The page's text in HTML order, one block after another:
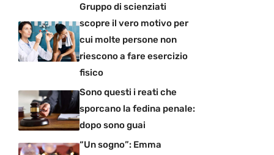
Gruppo di scienziati
scopre il vero motivo per
cui molte persone non
riescono a fare esercizio
fisico
Sono questi i reati che
sporcano la fedina penale:
dopo sono guai
“Un sogno”: Emma